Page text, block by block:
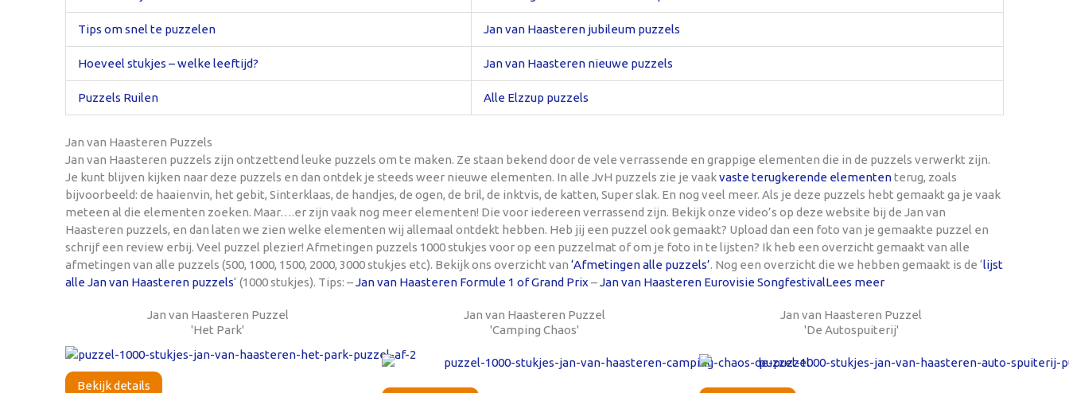
Tips om snel te puzzelen Jan van Haasteren jubileum puzzels
Hoeveel stukjes – welke leeftijd? Jan van Haasteren nieuwe puzzels
Puzzels Ruilen Alle Elzzup puzzels
Jan van Haasteren Puzzels
Jan van Haasteren puzzels zijn ontzettend leuke puzzels om te maken. Ze staan bekend door de vele verrassende en grappige elementen die in de puzzels verwerkt zijn.
Je kunt blijven kijken naar deze puzzels en dan ontdek je steeds weer nieuwe elementen. In alle JvH puzzels zie je vaakvaste terugkerende elemententerug, zoals
bijvoorbeeld: de haaienvin, het gebit, Sinterklaas, de handjes, de ogen, de bril, de inktvis, de katten, Super slak. En nog veel meer. Als je deze puzzels hebt gemaakt ga je vaak
meteen al die elementen zoeken. Maar….er zijn vaak nog meer elementen! Die voor iedereen verrassend zijn. Bekijk onze video’s op deze website bij de Jan van
Haasteren puzzels, en dan laten we zien welke elementen wij allemaal ontdekt hebben. Heb jij een puzzel ook gemaakt? Upload dan een foto van je gemaakte puzzel en
schrijf een review erbij. Veel puzzel plezier! Afmetingen puzzels 1000 stukjes voor op een puzzelmat of om je foto in te lijsten? Ik heb een overzicht gemaakt van alle
afmetingen van alle puzzels (500, 1000, 1500, 2000, 3000 stukjes etc). Bekijk ons overzicht van ‘Afmetingen alle puzzels’. Nog een overzicht die we hebben gemaakt is de ‘lijst
alle Jan van Haasteren puzzels‘ (1000 stukjes). Tips: –Jan van Haasteren Formule 1 of Grand Prix –Jan van Haasteren Eurovisie SongfestivalLees meer
Jan van Haasteren Puzzel
'Het Park'
Bekijk details
Jan van Haasteren Puzzel
'Camping Chaos'
Jan van Haasteren Puzzel
'De Autospuiterij'